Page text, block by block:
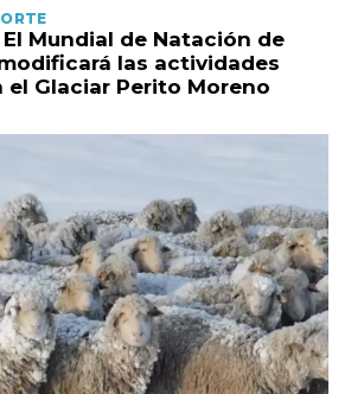
Mundial de Natación de
las actividades
Glaciar Perito Moreno